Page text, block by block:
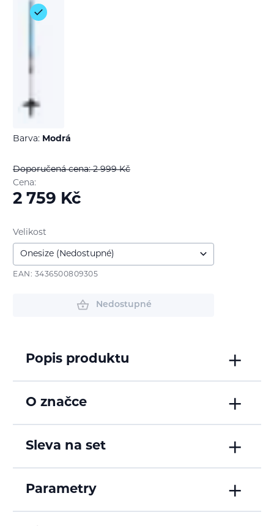
Barva: Modrá
Doporučená cena: 2 999Kč
Cena:
2 759 Kč
Velikost
EAN: 3436500809305
Nedostupné
Popis produktu
O značce
Sleva na set
Parametry